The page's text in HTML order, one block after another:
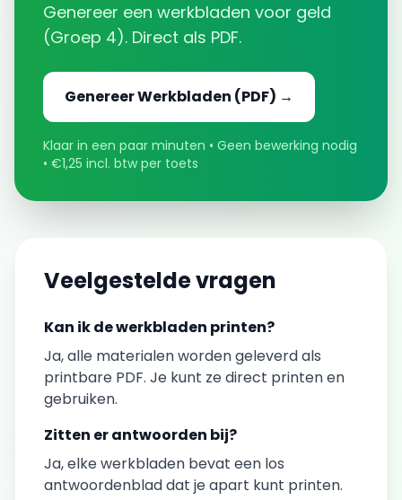
Genereer een werkbladen voor geld
(Groep 4). Direct als PDF.
GenereerWerkbladen (PDF) →
Klaar in een paar minuten • Geen bewerking nodig
• €1,25 incl. btw per toets
Veelgestelde vragen
Kan ik dewerkbladen printen?
Ja, alle materialen worden geleverd als
printbare PDF. Je kunt ze direct printen en
gebruiken.
Zitten er antwoorden bij?
Ja, elkewerkbladen bevat een los
antwoordenblad dat je apart kunt printen.